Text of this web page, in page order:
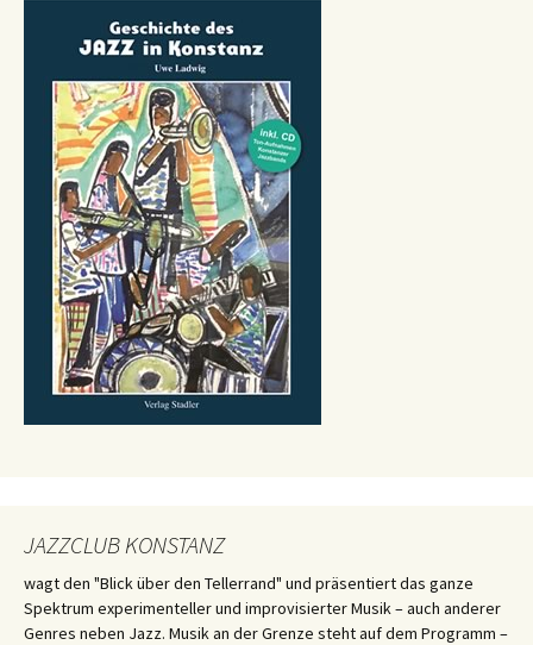
JAZZCLUB KONSTANZ
wagt den "Blick über den Tellerrand" und präsentiert das ganze
Spektrum experimenteller und improvisierter Musik – auch anderer
Genres neben Jazz. Musik an der Grenze steht auf dem Programm –